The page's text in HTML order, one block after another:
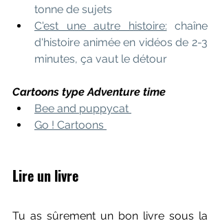
tonne de sujets
C'est une autre histoire: chaîne
d'histoire animée en vidéos de 2-3
minutes, ça vaut le détour
Cartoons type Adventure time
Bee and puppycat
Go ! Cartoons
Lire un livre
Tu as sûrement un bon livre sous la